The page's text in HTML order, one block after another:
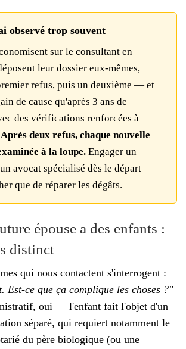
observé trop souvent
sur le consultant en
leur dossier eux-mêmes,
refus, puis un deuxième — et
de cause qu'après 3 ans de
des vérifications renforcées à
Après deux refus, chaque nouvelle
à la loupe. Engager un
avocat spécialisé dès le départ
que de réparer les dégâts.
épouse a des enfants :
distinct
qui nous contactent s'interrogent :
Est-ce que ça complique les choses ?"
oui — l'enfant fait l'objet d'un
séparé, qui requiert notamment le
du père biologique (ou une